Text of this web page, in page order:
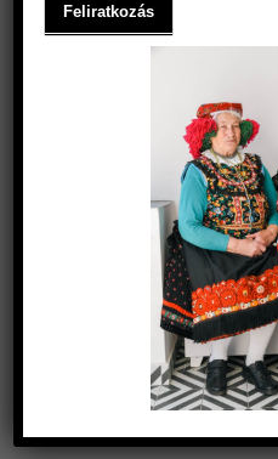
MOCHA MOUSSE
2025.02.23.